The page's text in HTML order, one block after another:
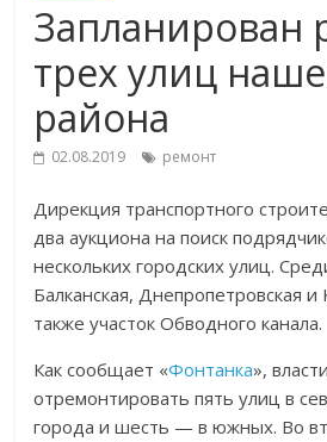
Запланирован
трех улиц
района
02.08.2019 ремонт
Дирекция транспортного
два аукциона на поиск
нескольких городских улиц.
Балканская, Днепропетровская и
также участок Обводного канала.
Как сообщает «Фонтанка»,
отремонтировать пять улиц в
города и шесть — в южных. Во